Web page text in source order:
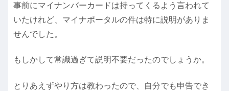
事前にマイナンバーカードは持ってくるよう言われて
いたけれど、マイナポータルの件は特に説明がありま
せんでした。
もしかして常識過ぎて説明不要だったのでしょうか。
とりあえずやり方は教わったので、自分でも申告でき